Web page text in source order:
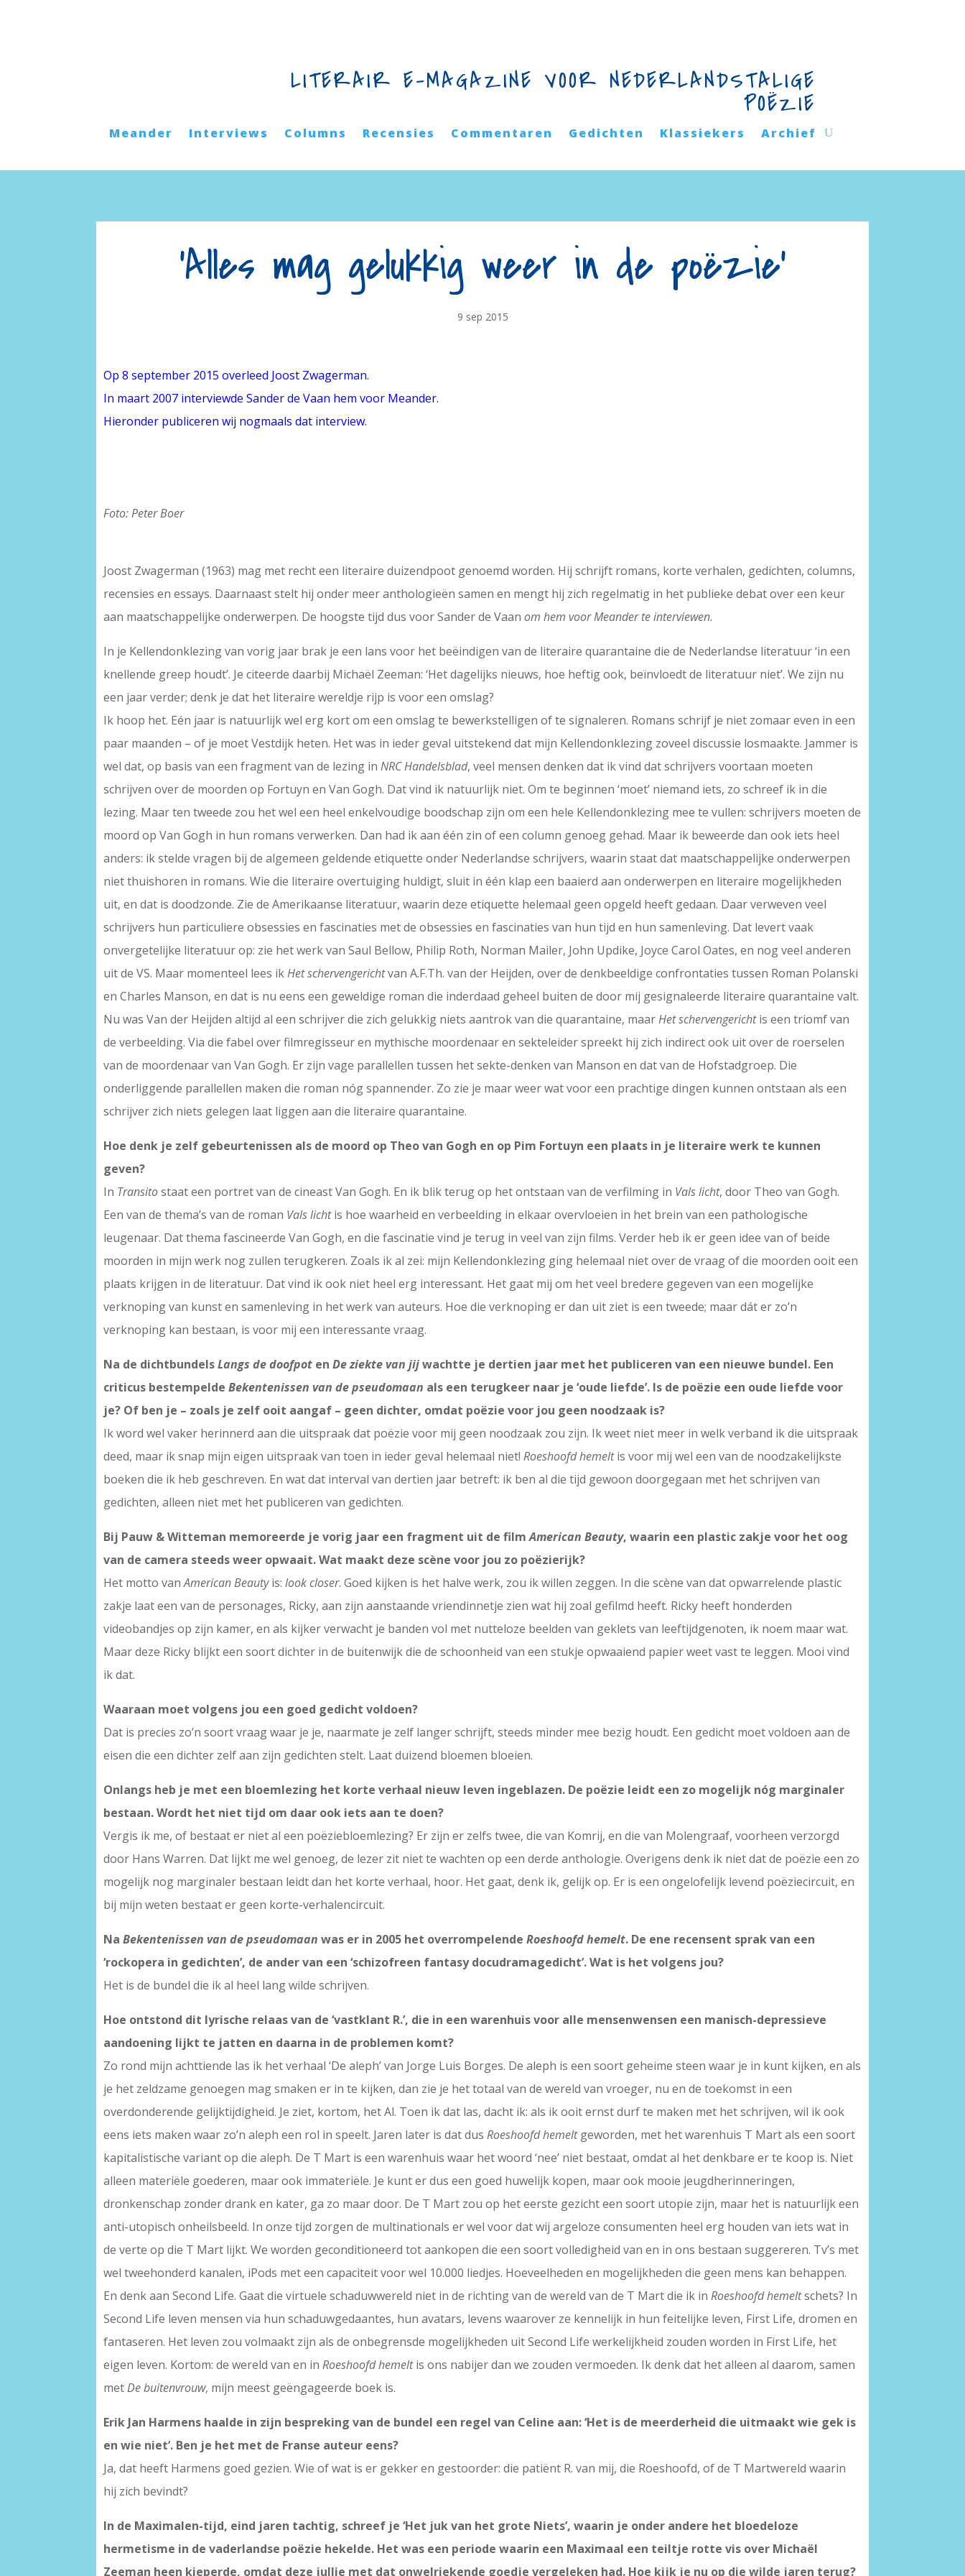
LITERAIR E-MAGAZINE VOOR NEDERLANDSTALIGE
POËZIE
Meander Interviews Columns Recensies Commentaren Gedichten Klassiekers Archief
‘Alles mag gelukkig weer in de poëzie’
9 sep 2015
Op 8 september 2015 overleed Joost Zwagerman.
In maart 2007 interviewde Sander de Vaan hem voor Meander.
Hieronder publiceren wij nogmaals dat interview.
Foto: Peter Boer
Joost Zwagerman (1963) mag met recht een literaire duizendpoot genoemd worden. Hij schrijft romans, korte verhalen, gedichten, columns,
recensies en essays. Daarnaast stelt hij onder meer anthologieën samen en mengt hij zich regelmatig in het publieke debat over een keur
aan maatschappelijke onderwerpen. De hoogste tijd dus voor Sander de Vaan om hem voor Meander te interviewen.
In je Kellendonklezing van vorig jaar brak je een lans voor het beëindigen van de literaire quarantaine die de Nederlandse literatuur ‘in een
knellende greep houdt’. Je citeerde daarbij Michaël Zeeman: ‘Het dagelijks nieuws, hoe heftig ook, beïnvloedt de literatuur niet’. We zijn nu
een jaar verder; denk je dat het literaire wereldje rijp is voor een omslag?
Ik hoop het. Eén jaar is natuurlijk wel erg kort om een omslag te bewerkstelligen of te signaleren. Romans schrijf je niet zomaar even in een
paar maanden – of je moet Vestdijk heten. Het was in ieder geval uitstekend dat mijn Kellendonklezing zoveel discussie losmaakte. Jammer is
wel dat, op basis van een fragment van de lezing inNRC Handelsblad, veel mensen denken dat ik vind dat schrijvers voortaan moeten
schrijven over de moorden op Fortuyn en Van Gogh. Dat vind ik natuurlijk niet. Om te beginnen ‘moet’ niemand iets, zo schreef ik in die
lezing. Maar ten tweede zou het wel een heel enkelvoudige boodschap zijn om een hele Kellendonklezing mee te vullen: schrijvers moeten de
moord op Van Gogh in hun romans verwerken. Dan had ik aan één zin of een column genoeg gehad. Maar ik beweerde dan ook iets heel
anders: ik stelde vragen bij de algemeen geldende etiquette onder Nederlandse schrijvers, waarin staat dat maatschappelijke onderwerpen
niet thuishoren in romans. Wie die literaire overtuiging huldigt, sluit in één klap een baaierd aan onderwerpen en literaire mogelijkheden
uit, en dat is doodzonde. Zie de Amerikaanse literatuur, waarin deze etiquette helemaal geen opgeld heeft gedaan. Daar verweven veel
schrijvers hun particuliere obsessies en fascinaties met de obsessies en fascinaties van hun tijd en hun samenleving. Dat levert vaak
onvergetelijke literatuur op: zie het werk van Saul Bellow, Philip Roth, Norman Mailer, John Updike, Joyce Carol Oates, en nog veel anderen
uit de VS. Maar momenteel lees ikHet schervengerichtvan A.F.Th. van der Heijden, over de denkbeeldige confrontaties tussen Roman Polanski
en Charles Manson, en dat is nu eens een geweldige roman die inderdaad geheel buiten de door mij gesignaleerde literaire quarantaine valt.
Nu was Van der Heijden altijd al een schrijver die zich gelukkig niets aantrok van die quarantaine, maarHet schervengerichtis een triomf van
de verbeelding. Via die fabel over filmregisseur en mythische moordenaar en sekteleider spreekt hij zich indirect ook uit over de roerselen
van de moordenaar van Van Gogh. Er zijn vage parallellen tussen het sekte-denken van Manson en dat van de Hofstadgroep. Die
onderliggende parallellen maken die roman nóg spannender. Zo zie je maar weer wat voor een prachtige dingen kunnen ontstaan als een
schrijver zich niets gelegen laat liggen aan die literaire quarantaine.
Hoe denk je zelf gebeurtenissen als de moord op Theo van Gogh en op Pim Fortuyn een plaats in je literaire werk te kunnen
geven?
In Transitostaat een portret van de cineast Van Gogh. En ik blik terug op het ontstaan van de verfilming in Vals licht, door Theo van Gogh.
Een van de thema’s van de roman Vals lichtis hoe waarheid en verbeelding in elkaar overvloeien in het brein van een pathologische
leugenaar. Dat thema fascineerde Van Gogh, en die fascinatie vind je terug in veel van zijn films. Verder heb ik er geen idee van of beide
moorden in mijn werk nog zullen terugkeren. Zoals ik al zei: mijn Kellendonklezing ging helemaal niet over de vraag of die moorden ooit een
plaats krijgen in de literatuur. Dat vind ik ook niet heel erg interessant. Het gaat mij om het veel bredere gegeven van een mogelijke
verknoping van kunst en samenleving in het werk van auteurs. Hoe die verknoping er dan uit ziet is een tweede; maar dát er zo’n
verknoping kan bestaan, is voor mij een interessante vraag.
Na de dichtbundelsLangs de doofpot enDe ziekte van jijwachtte je dertien jaar met het publiceren van een nieuwe bundel. Een
criticus bestempeldeBekentenissen van de pseudomaan als een terugkeer naar je ‘oude liefde’. Is de poëzie een oude liefde voor
je? Of ben je – zoals je zelf ooit aangaf – geen dichter, omdat poëzie voor jou geen noodzaak is?
Ik word wel vaker herinnerd aan die uitspraak dat poëzie voor mij geen noodzaak zou zijn. Ik weet niet meer in welk verband ik die uitspraak
deed, maar ik snap mijn eigen uitspraak van toen in ieder geval helemaal niet!Roeshoofd hemeltis voor mij wel een van de noodzakelijkste
boeken die ik heb geschreven. En wat dat interval van dertien jaar betreft: ik ben al die tijd gewoon doorgegaan met het schrijven van
gedichten, alleen niet met het publiceren van gedichten.
Bij Pauw & Witteman memoreerde je vorig jaar een fragment uit de filmAmerican Beauty, waarin een plastic zakje voor het oog
van de camera steeds weer opwaait. Wat maakt deze scène voor jou zo poëzierijk?
Het motto vanAmerican Beautyis:look closer. Goed kijken is het halve werk, zou ik willen zeggen. In die scène van dat opwarrelende plastic
zakje laat een van de personages, Ricky, aan zijn aanstaande vriendinnetje zien wat hij zoal gefilmd heeft. Ricky heeft honderden
videobandjes op zijn kamer, en als kijker verwacht je banden vol met nutteloze beelden van geklets van leeftijdgenoten, ik noem maar wat.
Maar deze Ricky blijkt een soort dichter in de buitenwijk die de schoonheid van een stukje opwaaiend papier weet vast te leggen. Mooi vind
ik dat.
Waaraan moet volgens jou een goed gedicht voldoen?
Dat is precies zo’n soort vraag waar je je, naarmate je zelf langer schrijft, steeds minder mee bezig houdt. Een gedicht moet voldoen aan de
eisen die een dichter zelf aan zijn gedichten stelt. Laat duizend bloemen bloeien.
Onlangs heb je met een bloemlezing het korte verhaal nieuw leven ingeblazen. De poëzie leidt een zo mogelijk nóg marginaler
bestaan. Wordt het niet tijd om daar ook iets aan te doen?
Vergis ik me, of bestaat er niet al een poëziebloemlezing? Er zijn er zelfs twee, die van Komrij, en die van Molengraaf, voorheen verzorgd
door Hans Warren. Dat lijkt me wel genoeg, de lezer zit niet te wachten op een derde anthologie. Overigens denk ik niet dat de poëzie een zo
mogelijk nog marginaler bestaan leidt dan het korte verhaal, hoor. Het gaat, denk ik, gelijk op. Er is een ongelofelijk levend poëziecircuit, en
bij mijn weten bestaat er geen korte-verhalencircuit.
NaBekentenissen van de pseudomaan was er in 2005 het overrompelendeRoeshoofd hemelt. De ene recensent sprak van een
‘rockopera in gedichten’, de ander van een ‘schizofreen fantasy docudramagedicht’. Wat is het volgens jou?
Het is de bundel die ik al heel lang wilde schrijven.
Hoe ontstond dit lyrische relaas van de ‘vastklant R.’, die in een warenhuis voor alle mensenwensen een manisch-depressieve
aandoening lijkt te jatten en daarna in de problemen komt?
Zo rond mijn achttiende las ik het verhaal ‘De aleph’ van Jorge Luis Borges. De aleph is een soort geheime steen waar je in kunt kijken, en als
je het zeldzame genoegen mag smaken er in te kijken, dan zie je het totaal van de wereld van vroeger, nu en de toekomst in een
overdonderende gelijktijdigheid. Je ziet, kortom, het Al. Toen ik dat las, dacht ik: als ik ooit ernst durf te maken met het schrijven, wil ik ook
eens iets maken waar zo’n aleph een rol in speelt. Jaren later is dat dusRoeshoofd hemeltgeworden, met het warenhuis T Mart als een soort
kapitalistische variant op die aleph. De T Mart is een warenhuis waar het woord ‘nee’ niet bestaat, omdat al het denkbare er te koop is. Niet
alleen materiële goederen, maar ook immateriële. Je kunt er dus een goed huwelijk kopen, maar ook mooie jeugdherinneringen,
dronkenschap zonder drank en kater, ga zo maar door. De T Mart zou op het eerste gezicht een soort utopie zijn, maar het is natuurlijk een
anti-utopisch onheilsbeeld. In onze tijd zorgen de multinationals er wel voor dat wij argeloze consumenten heel erg houden van iets wat in
de verte op die T Mart lijkt. We worden geconditioneerd tot aankopen die een soort volledigheid van en in ons bestaan suggereren. Tv’s met
wel tweehonderd kanalen, iPods met een capaciteit voor wel 10.000 liedjes. Hoeveelheden en mogelijkheden die geen mens kan behappen.
En denk aan Second Life. Gaat die virtuele schaduwwereld niet in de richting van de wereld van de T Mart die ik inRoeshoofd hemeltschets? In
Second Life leven mensen via hun schaduwgedaantes, hun avatars, levens waarover ze kennelijk in hun feitelijke leven, First Life, dromen en
fantaseren. Het leven zou volmaakt zijn als de onbegrensde mogelijkheden uit Second Life werkelijkheid zouden worden in First Life, het
eigen leven. Kortom: de wereld van en inRoeshoofd hemeltis ons nabijer dan we zouden vermoeden. Ik denk dat het alleen al daarom, samen
metDe buitenvrouw, mijn meest geëngageerde boek is.
Erik Jan Harmens haalde in zijn bespreking van de bundel een regel van Celine aan: ‘Het is de meerderheid die uitmaakt wie gek is
en wie niet’. Ben je het met de Franse auteur eens?
Ja, dat heeft Harmens goed gezien. Wie of wat is er gekker en gestoorder: die patiënt R. van mij, die Roeshoofd, of de T Martwereld waarin
hij zich bevindt?
In de Maximalen-tijd, eind jaren tachtig, schreef je ‘Het juk van het grote Niets’, waarin je onder andere het bloedeloze
hermetisme in de vaderlandse poëzie hekelde. Het was een periode waarin een Maximaal een teiltje rotte vis over Michaël
Zeeman heen kieperde, omdat deze jullie met dat onwelriekende goedje vergeleken had. Hoe kijk je nu op die wilde jaren terug?